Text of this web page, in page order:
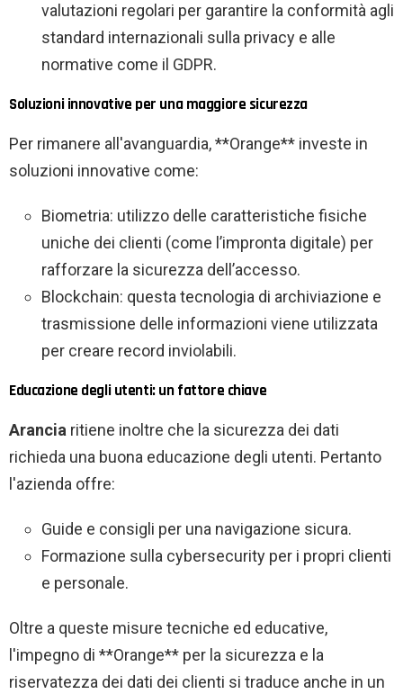
valutazioni regolari per garantire la conformità agli
standard internazionali sulla privacy e alle
normative come il GDPR.
Soluzioni innovative per una maggiore sicurezza
Per rimanere all'avanguardia, **Orange** investe in
soluzioni innovative come:
Biometria: utilizzo delle caratteristiche fisiche
uniche dei clienti (come l’impronta digitale) per
rafforzare la sicurezza dell’accesso.
Blockchain: questa tecnologia di archiviazione e
trasmissione delle informazioni viene utilizzata
per creare record inviolabili.
Educazione degli utenti: un fattore chiave
Arancia ritiene inoltre che la sicurezza dei dati
richieda una buona educazione degli utenti. Pertanto
l'azienda offre:
Guide e consigli per una navigazione sicura.
Formazione sulla cybersecurity per i propri clienti
e personale.
Oltre a queste misure tecniche ed educative,
l'impegno di **Orange** per la sicurezza e la
riservatezza dei dati dei clienti si traduce anche in un